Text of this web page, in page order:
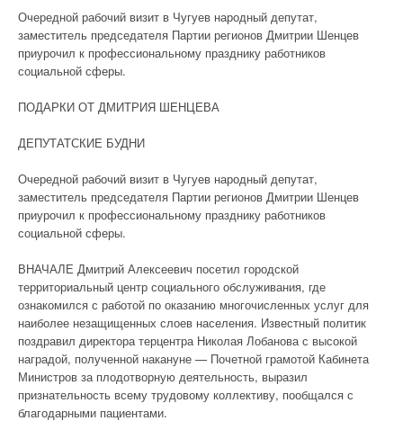
Очередной рабочий визит в Чугуев народный депутат,
заместитель председателя Партии регионов Дмитрии Шенцев
приурочил к профессиональному празднику работников
социальной сферы.
ПОДАРКИ ОТ ДМИТРИЯ ШЕНЦЕВА
ДЕПУТАТСКИЕ БУДНИ
Очередной рабочий визит в Чугуев народный депутат,
заместитель председателя Партии регионов Дмитрии Шенцев
приурочил к профессиональному празднику работников
социальной сферы.
ВНАЧАЛЕ Дмитрий Алексеевич посетил городской
территориальный центр социального обслуживания, где
ознакомился с работой по оказанию многочисленных услуг для
наиболее незащищенных слоев населения. Известный политик
поздравил директора терцентра Николая Лобанова с высокой
наградой, полученной накануне — Почетной грамотой Кабинета
Министров за плодотворную деятельность, выразил
признательность всему трудовому коллективу, пообщался с
благодарными пациентами.